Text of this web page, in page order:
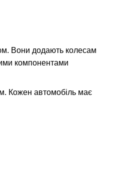
Вони додають колесам
компонентами
Кожен автомобіль має